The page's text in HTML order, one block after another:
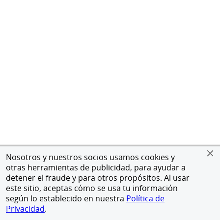
Nosotros y nuestros socios usamos cookies y
otras herramientas de publicidad, para ayudar a
detener el fraude y para otros propósitos. Al usar
este sitio, aceptas cómo se usa tu información
según lo establecido en nuestra Política de
Privacidad.